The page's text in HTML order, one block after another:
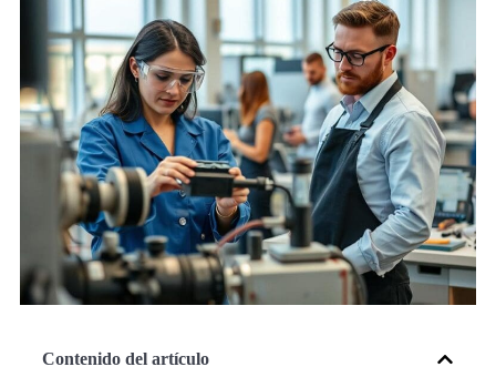
Contenido del artículo